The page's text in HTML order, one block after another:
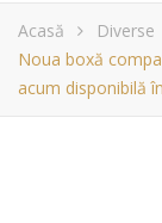
Acasă
Diverse
Noua boxă
acum disponibilă